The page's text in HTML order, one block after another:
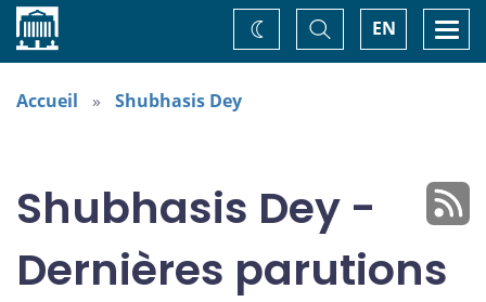
Accueil EN
Basculer
la
recherche
Changez
de
Accueil Shubhasis Dey
Shubhasis Dey -
Dernières parutions